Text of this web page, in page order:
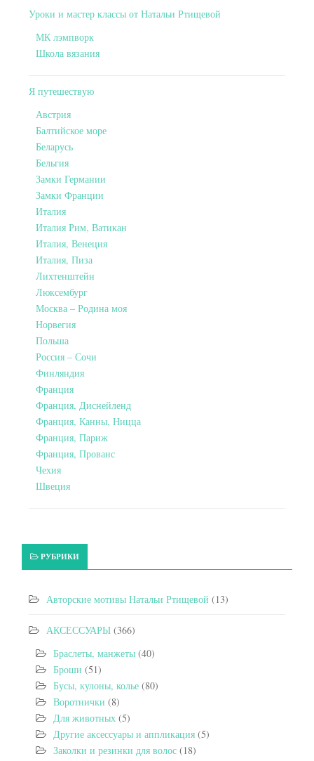
Уроки и мастер классы от Натальи Ртищевой
МК лэмпворк
Школа вязания
Я путешествую
Австрия
Балтийское море
Беларусь
Бельгия
Замки Германии
Замки Франции
Италия
Италия Рим, Ватикан
Италия, Венеция
Италия, Пиза
Лихтенштейн
Люксембург
Москва – Родина моя
Норвегия
Польша
Россия – Сочи
Финляндия
Франция
Франция, Диснейленд
Франция, Канны, Ницца
Франция, Париж
Франция, Прованс
Чехия
Швеция
РУБРИКИ
Авторские мотивы Натальи Ртищевой (13)
АКСЕССУАРЫ (366)
Браслеты, манжеты (40)
Броши (51)
Бусы, кулоны, колье (80)
Воротнички (8)
Для животных (5)
Другие аксессуары и аппликация (5)
Заколки и резинки для волос (18)